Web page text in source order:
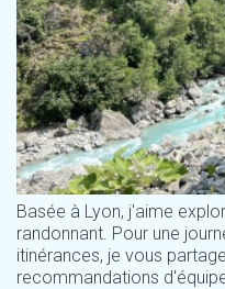
Basée à Lyon, j'aime
randonnant. Pour une
itinérances, je vous
recommandations